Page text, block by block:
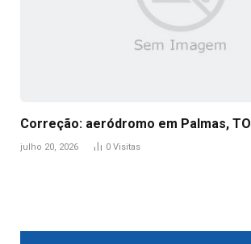
Correção: aeródromo em Palmas, TO
julho 20, 2026 0 Visitas